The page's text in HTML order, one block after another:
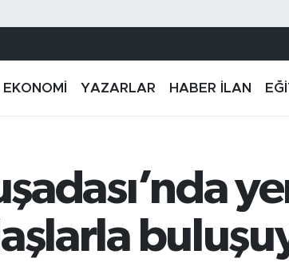
EKONOMİ YAZARLAR HABER İLAN